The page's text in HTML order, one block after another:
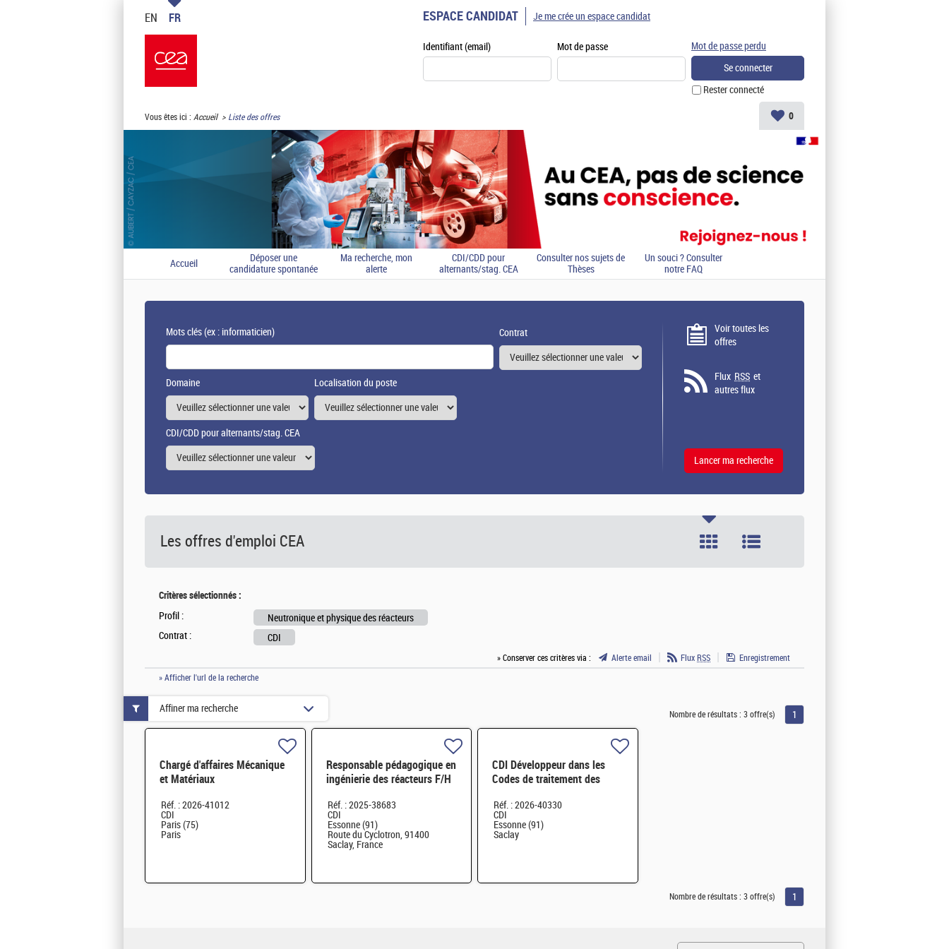
EN FR ESPACE CANDIDAT
Identifiant (email) Mot de passe
Rester connecté
Mot de passe perdu
Je me crée un espace candidat
Vous êtes ici : Accueil Liste des offres 0
Accueil
Déposer une
candidature spontanée
Ma recherche, mon
alerte
CDI/CDD pour
alternants/stag. CEA
Consulter nos sujets de
Thèses
Un souci ? Consulter
notre FAQ
Mots clés(ex : informaticien) Contrat
Domaine Localisation du poste
CDI/CDD pour alternants/stag. CEA
Voir toutes les
offres
Flux RSS et
autres flux
Les offres d'emploi CEA
Critères sélectionnés :
Profil :
Neutronique et physique des réacteurs
Contrat :
CDI
» Conserver ces critères via : Alerte email Flux RSS
Enregistrement
» Afficher l'url de la recherche
Nombre de résultats : 3 offre(s) 1
Chargé d'affaires Mécanique
et Matériaux
Réf. : 2026-41012
CDI
Paris (75)
Paris
Responsable pédagogique en
ingénierie des réacteurs F/H
Réf. : 2025-38683
CDI
Essonne (91)
Route du Cyclotron, 91400
Saclay, France
CDI Développeur dans les
Codes de traitement des
Monte-Carlo H/F
Réf. : 2026-40330
CDI
Essonne (91)
Saclay
Affiner ma recherche
Nombre de résultats : 3 offre(s) 1